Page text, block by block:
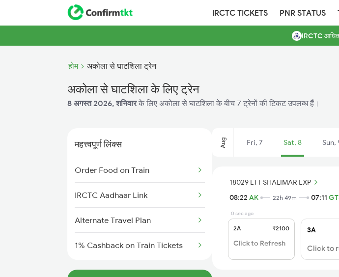
IRCTC TICKETS PNR STATUS
IRCTC
होम अकोला से घाटशिला ट्रेन
अकोला से घाटशिला के लिए ट्रेन
8 अगस्त 2026, शनिवारके लिए अकोला से घाटशिला के बीच 7 ट्रेनों की टिकट उपलब्ध हैं।
महत्त्वपूर्ण लिंक्स
Order Food on Train
IRCTC Aadhaar Link
Alternate Travel Plan
1% Cashback on Train Tickets
Aug Fri, 7 Sat, 8 Sun,
18029 LTT SHALIMAR EXP
08:22 AK 22h 49m 07:11
0 sec ago
2A ₹2100
Click to Refresh
3A
Click to